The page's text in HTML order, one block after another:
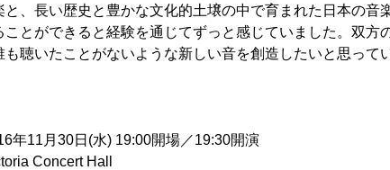
と、長い歴史と豊かな文化的土壌の中で育まれた日本の音
ことができると経験を通じてずっと感じていました。双方
も聴いたことがないような新しい音を創造したいと思って
月30日(水) 19:00開場／19:30開演
Concert Hall